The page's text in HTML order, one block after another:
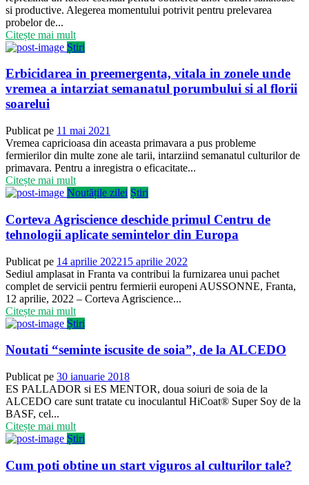
si productive. Alegerea momentului potrivit pentru prelevarea
probelor de...
Citește mai mult
Știri
Erbicidarea in preemergenta, vitala in zonele unde
vremea a intarziat semanatul porumbului si al florii
soarelui
Publicat pe 11 mai 2021
Vremea capricioasa din aceasta primavara a pus probleme
fermierilor din multe zone ale tarii, intarziind semanatul culturilor de
primavara. Pentru a inregistra o eficacitate...
Citește mai mult
Noutățile zilei Știri
Corteva Agriscience deschide primul Centru de
tehnologii aplicate semintelor din Europa
Publicat pe 14 aprilie 202215 aprilie 2022
Sediul amplasat in Franta va contribui la furnizarea unui pachet
complet de servicii pentru fermierii europeni AUSSONNE, Franta,
12 aprilie, 2022 – Corteva Agriscience...
Citește mai mult
Știri
Noutati “seminte iscusite de soia”, de la ALCEDO
Publicat pe 30 ianuarie 2018
ES PALLADOR si ES MENTOR, doua soiuri de soia de la
ALCEDO care sunt tratate cu inoculantul HiCoat® Super Soy de la
BASF, cel...
Citește mai mult
Știri
Cum poti obtine un start viguros al culturilor tale?